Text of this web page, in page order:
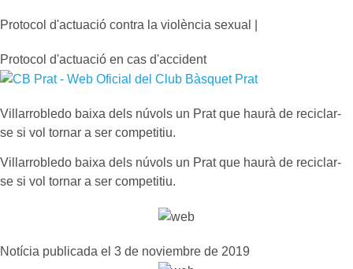
Protocol d'actuació contra la violència sexual |
Protocol d'actuació en cas d'accident
Villarrobledo baixa dels núvols un Prat que haurà de reciclar-
se si vol tornar a ser competitiu.
Villarrobledo baixa dels núvols un Prat que haurà de reciclar-
se si vol tornar a ser competitiu.
Notícia publicada el 3 de noviembre de 2019